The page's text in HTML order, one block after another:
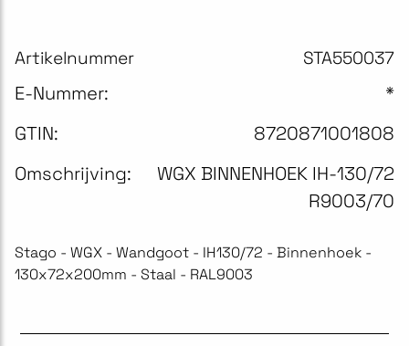
Artikelnummer STA550037
E-Nummer:
*
GTIN:
8720871001808
Omschrijving:
WGX BINNENHOEK IH-130/72
R9003/70
Stago - WGX - Wandgoot - IH130/72 - Binnenhoek -
130x72x200mm - Staal - RAL9003